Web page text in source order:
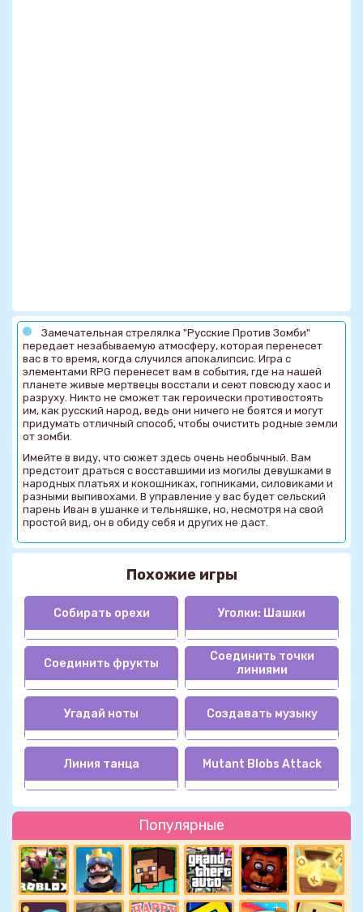
Популярные
Замечательная стрелялка "Русские Против Зомби"
передает незабываемую атмосферу, которая перенесет
вас в то время, когда случился апокалипсис. Игра с
элементами RPG перенесет вам в события, где на нашей
планете живые мертвецы восстали и сеют повсюду хаос и
разруху. Никто не сможет так героически противостоять
им, как русский народ, ведь они ничего не боятся и могут
придумать отличный способ, чтобы очистить родные земли
от зомби.
Имейте в виду, что сюжет здесь очень необычный. Вам
предстоит драться с восставшими из могилы девушками в
народных платьях и кокошниках, гопниками, силовиками и
разными выпивохами. В управление у вас будет сельский
парень Иван в ушанке и тельняшке, но, несмотря на свой
простой вид, он в обиду себя и других не даст.
Похожие игры
Собирать орехи Уголки: Шашки
Соединить фрукты
Соединить точки
линиями
Угадай ноты Создавать музыку
Линия танца Mutant Blobs Attack